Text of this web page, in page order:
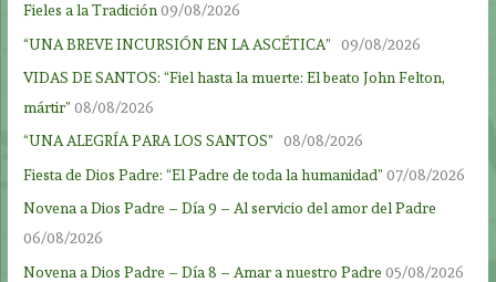
Fieles a la Tradición09/08/2026
“UNA BREVE INCURSIÓN EN LA ASCÉTICA”
09/08/2026
VIDAS DE SANTOS: “Fiel hasta la muerte: El beato John Felton,
mártir” 08/08/2026
“UNA ALEGRÍA PARA LOS SANTOS”
08/08/2026
Fiesta de Dios Padre: “El Padre de toda la humanidad” 07/08/2026
Novena a Dios Padre – Día 9 – Al servicio del amor del Padre
06/08/2026
Novena a Dios Padre – Día 8 – Amar a nuestro Padre 05/08/2026